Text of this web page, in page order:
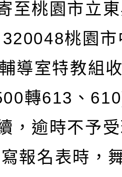
至桃園市立
桃園
導室特教組
轉613、
，逾時不予
報名表時，